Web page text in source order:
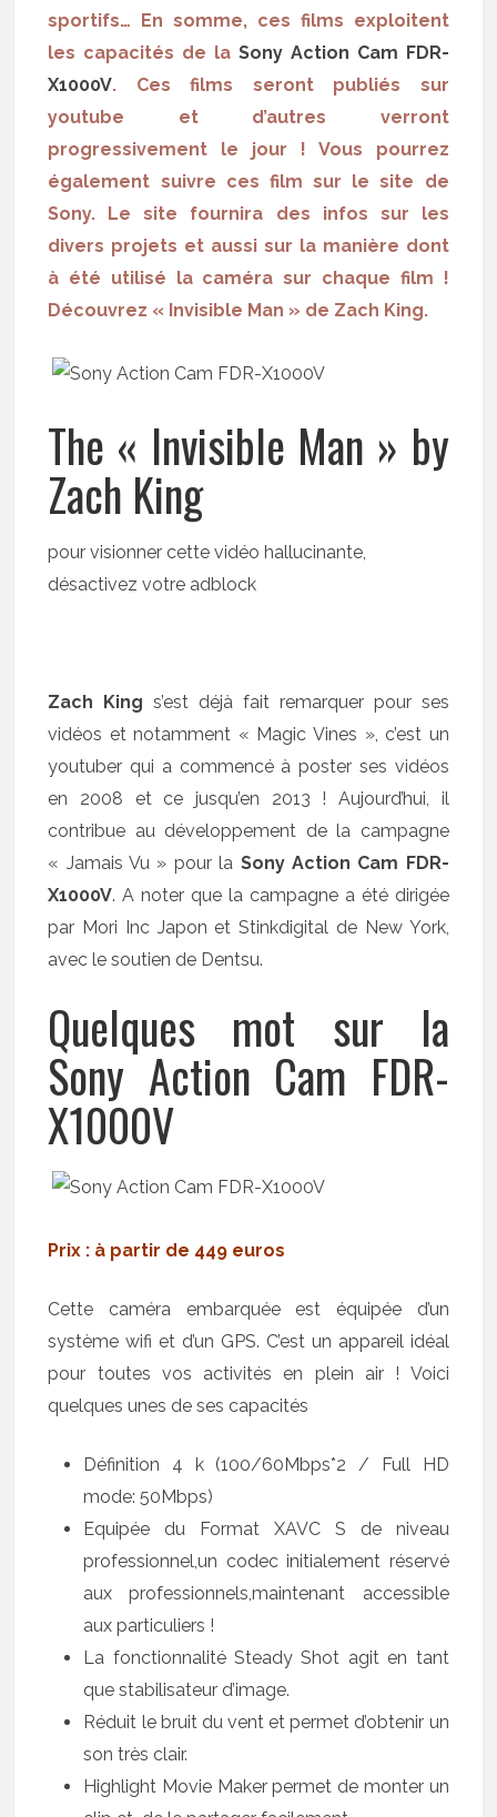
sportifs… En somme, ces films exploitent
les capacités de la Sony Action Cam FDR-
X1000V. Ces films seront publiés sur
youtube et d’autres verront
progressivement le jour ! Vous pourrez
également suivre ces film sur le site de
Sony. Le site fournira des infos sur les
divers projets et aussi sur la manière dont
à été utilisé la caméra sur chaque film !
Découvrez « Invisible Man » de Zach King.
The « Invisible Man » by
Zach King
pour visionner cette vidéo hallucinante,
désactivez votre adblock
Zach King s’est déjà fait remarquer pour ses
vidéos et notamment « Magic Vines », c’est un
youtuber qui a commencé à poster ses vidéos
en 2008 et ce jusqu’en 2013 ! Aujourd’hui, il
contribue au développement de la campagne
« Jamais Vu » pour la Sony Action Cam FDR-
X1000V. A noter que la campagne a été dirigée
par Mori Inc Japon et Stinkdigital de New York,
avec le soutien de Dentsu.
Quelques mot sur la
Sony Action Cam FDR-
X1000V
Prix : à partir de 449 euros
Cette caméra embarquée est équipée d’un
système wifi et d’un GPS. C’est un appareil idéal
pour toutes vos activités en plein air ! Voici
quelques unes de ses capacités
Définition 4 k (100/60Mbps*2 / Full HD
mode: 50Mbps)
Equipée du Format XAVC S de niveau
professionnel,un codec initialement réservé
aux professionnels,maintenant accessible
aux particuliers !
La fonctionnalité Steady Shot agit en tant
que stabilisateur d’image.
Réduit le bruit du vent et permet d’obtenir un
son très clair.
Highlight Movie Maker permet de monter un